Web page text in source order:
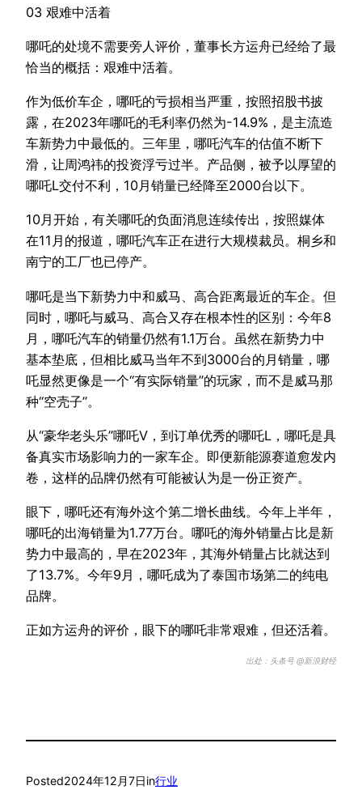
03 艰难中活着
哪吒的处境不需要旁人评价，董事长方运舟已经给了最
恰当的概括：艰难中活着。
作为低价车企，哪吒的亏损相当严重，按照招股书披
露，在2023年哪吒的毛利率仍然为-14.9%，是主流造
车新势力中最低的。三年里，哪吒汽车的估值不断下
滑，让周鸿祎的投资浮亏过半。产品侧，被予以厚望的
哪吒L交付不利，10月销量已经降至2000台以下。
10月开始，有关哪吒的负面消息连续传出，按照媒体
在11月的报道，哪吒汽车正在进行大规模裁员。桐乡和
南宁的工厂也已停产。
哪吒是当下新势力中和威马、高合距离最近的车企。但
同时，哪吒与威马、高合又存在根本性的区别：今年8
月，哪吒汽车的销量仍然有1.1万台。虽然在新势力中
基本垫底，但相比威马当年不到3000台的月销量，哪
吒显然更像是一个“有实际销量”的玩家，而不是威马那
种“空壳子”。
从“豪华老头乐”哪吒V，到订单优秀的哪吒L，哪吒是具
备真实市场影响力的一家车企。即便新能源赛道愈发内
卷，这样的品牌仍然有可能被认为是一份正资产。
眼下，哪吒还有海外这个第二增长曲线。今年上半年，
哪吒的出海销量为1.77万台。哪吒的海外销量占比是新
势力中最高的，早在2023年，其海外销量占比就达到
了13.7%。今年9月，哪吒成为了泰国市场第二的纯电
品牌。
正如方运舟的评价，眼下的哪吒非常艰难，但还活着。
出处：头条号 @新浪财经
Posted2024年12月7日in行业